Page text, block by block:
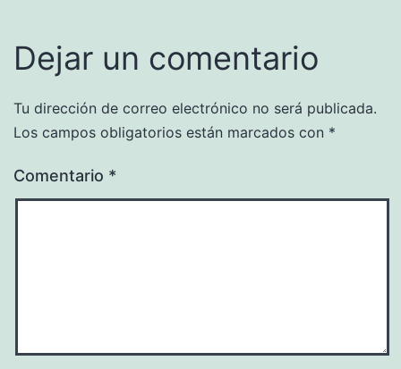
Dejar un comentario
Tu dirección de correo electrónico no será publicada.
Los campos obligatorios están marcados con *
Comentario *